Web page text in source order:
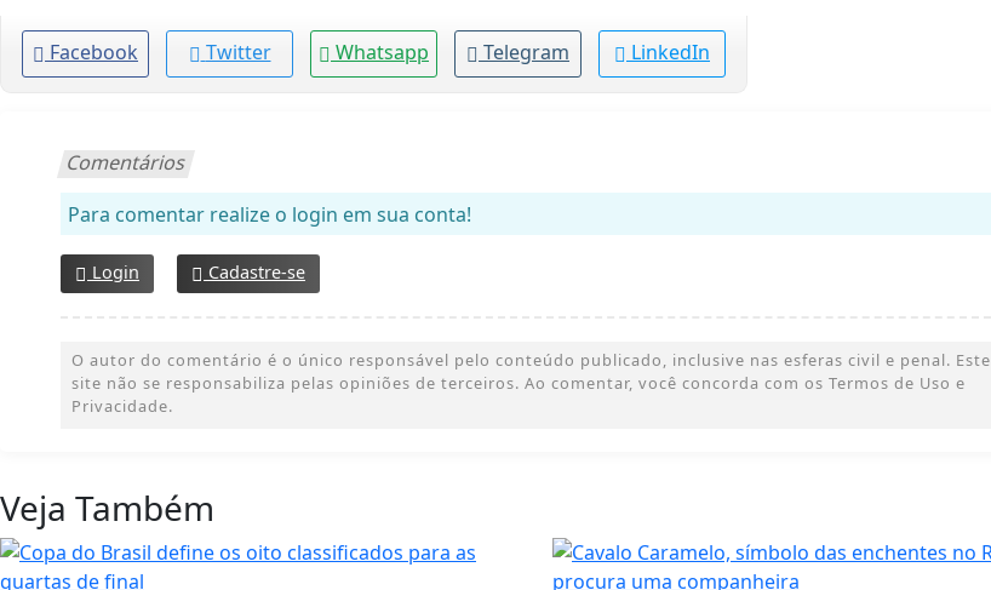
Facebook Twitter Whatsapp Telegram LinkedIn
Comentários
Para comentar realize o login em sua conta!
Login Cadastre-se
O autor do comentário é o único responsável pelo conteúdo publicado, inclusive nas esferas civil e penal. Este
site não se responsabiliza pelas opiniões de terceiros. Ao comentar, você concorda com os Termos de Uso e
Privacidade.
Veja Também